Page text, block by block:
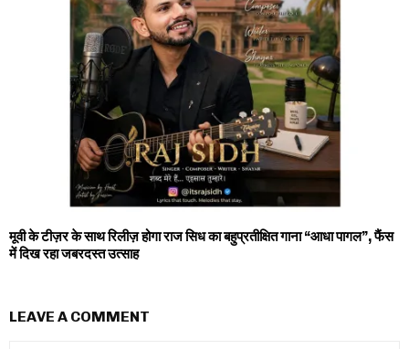
मूवी के टीज़र के साथ रिलीज़ होगा राज सिध का बहुप्रतीक्षित गाना “आधा पागल”, फैंस
में दिख रहा जबरदस्त उत्साह
LEAVE A COMMENT